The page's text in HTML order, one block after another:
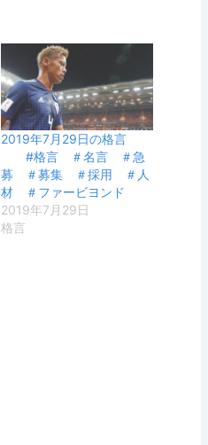
2019年7月29日の格言
#格言 ＃名言 ＃急
募 ＃募集 ＃採用 ＃人
材 ＃ファービヨンド
2019年7月29日
格言